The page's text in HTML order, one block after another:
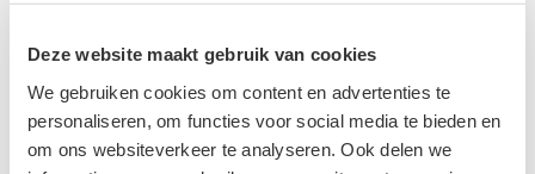
Deze website maakt gebruik van cookies
We gebruiken cookies om content en advertenties te
personaliseren, om functies voor social media te bieden en
om ons websiteverkeer te analyseren. Ook delen we
anderen te veel binnenkomt.
De Bescherming roll on helpt je om jouw energieveld beter af te
schermen tegen negatieve energie, energetische belasting en
prikkels uit je omgeving. Dankzij de combinatie van de
geurfrequentie Bescherming en verzorgende jojoba-olie kun je de
Lees meer